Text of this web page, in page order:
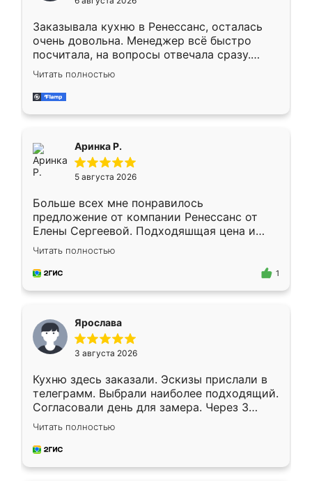
мебели буду заказывать только здесь.
Заказывала кухню в Ренессанс, осталась
очень довольна. Менеджер всё быстро
посчитала, на вопросы отвечала сразу.
Замерщик приехал в субботу, подошёл к
делу со всей ответственностью. Собрали
за день, ребята работали аккуратно, даже
Читать полностью
Аринка Р.
5 августа 2026
Больше всех мне понравилось
предложение от компании Ренессанс от
Елены Сергеевой. Подходяшщая цена и
короткие сроки изготовления. Приехавший
для замера сотрудник Владислав
предложил по моему эскизу самый
Читать полностью
1
Ярослава
3 августа 2026
Кухню здесь заказали. Эскизы прислали в
телеграмм. Выбрали наиболее подходящий.
Согласовали день для замера. Через 3
недели кухня была уже готова. Остались
довольны работой. Спасибо Ренессанс
мебель за качественную работу!
Читать полностью